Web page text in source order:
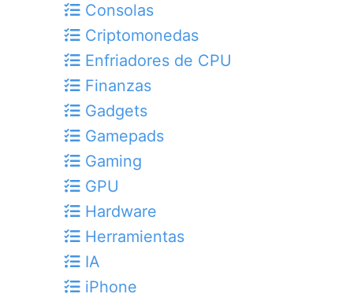
Consolas
Criptomonedas
Enfriadores de CPU
Finanzas
Gadgets
Gamepads
Gaming
GPU
Hardware
Herramientas
IA
iPhone